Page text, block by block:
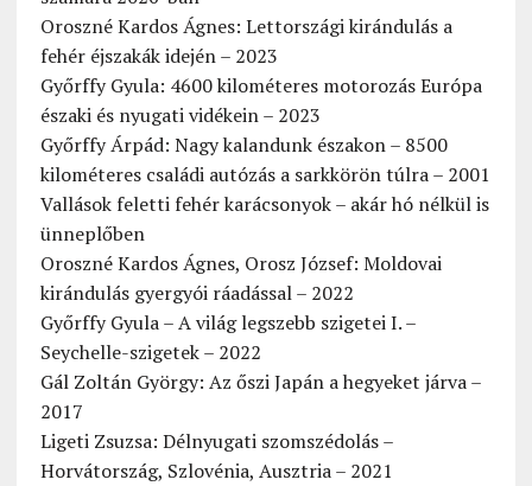
Oroszné Kardos Ágnes: Lettországi kirándulás a
fehér éjszakák idején – 2023
Győrffy Gyula: 4600 kilométeres motorozás Európa
északi és nyugati vidékein – 2023
Győrffy Árpád: Nagy kalandunk északon – 8500
kilométeres családi autózás a sarkkörön túlra – 2001
Vallások feletti fehér karácsonyok – akár hó nélkül is
ünneplőben
Oroszné Kardos Ágnes, Orosz József: Moldovai
kirándulás gyergyói ráadással – 2022
Győrffy Gyula – A világ legszebb szigetei I. –
Seychelle-szigetek – 2022
Gál Zoltán György: Az őszi Japán a hegyeket járva –
2017
Ligeti Zsuzsa: Délnyugati szomszédolás –
Horvátország, Szlovénia, Ausztria – 2021